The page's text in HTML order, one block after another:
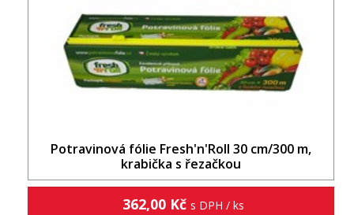
Potravinová fólie Fresh'n'Roll 30 cm/300 m,
krabička s řezačkou
362,00 Kč s DPH / ks